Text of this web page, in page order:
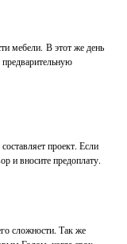
мебели. В этот же день
проект. Если
и вносите предоплату.
сложности. Так же